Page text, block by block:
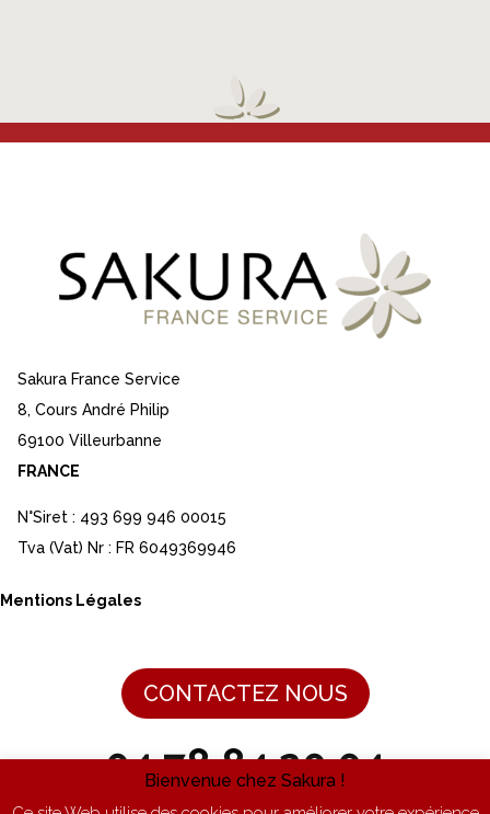
Sakura France Service
8, Cours André Philip
69100 Villeurbanne
FRANCE
N°Siret : 493 699 946 00015
Tva (Vat) Nr : FR 6049369946
Mentions Légales
CONTACTEZ NOUS
04 78 84 20 04
Bienvenue chez Sakura !